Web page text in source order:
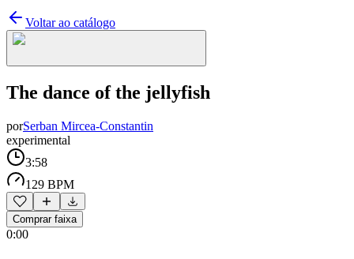
Voltar ao catálogo
The dance of the jellyfish
porSerban Mircea-Constantin
experimental
3:58
129 BPM
Comprar faixa
0:00